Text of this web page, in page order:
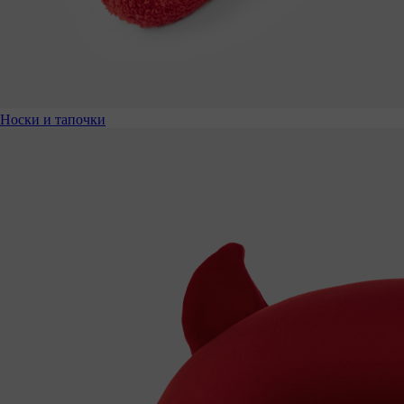
Носки и тапочки